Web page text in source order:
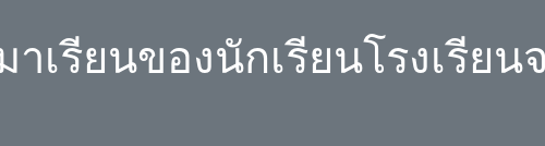
เรียนของนักเรียนโรงเรีย